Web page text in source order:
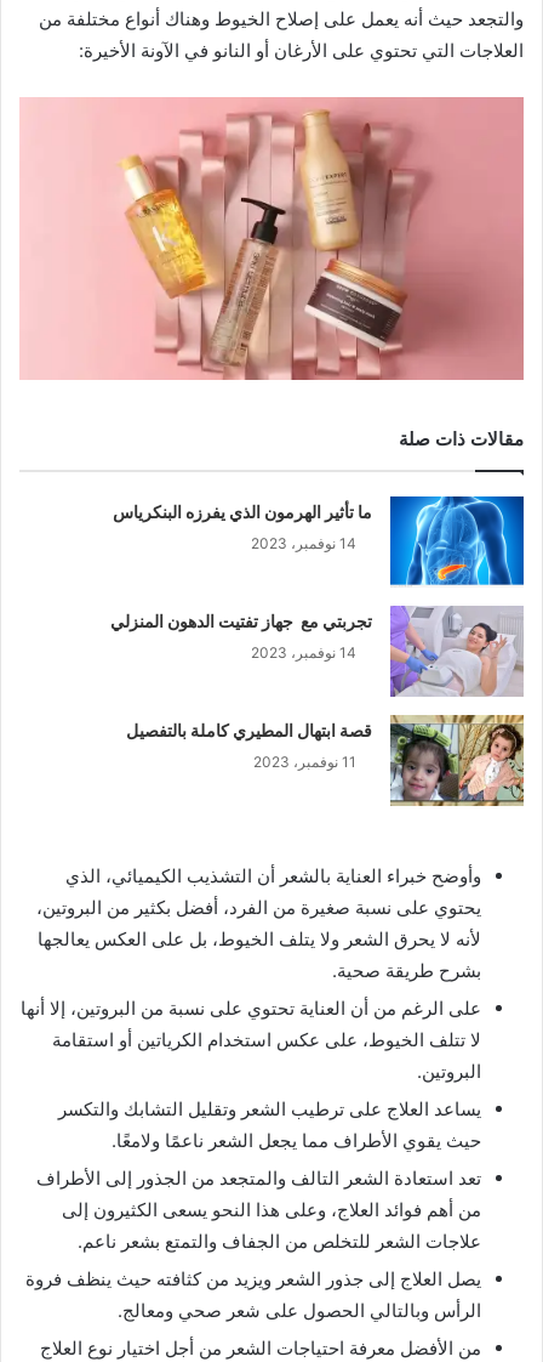
والتجعد حيث أنه يعمل على إصلاح الخيوط وهناك أنواع مختلفة من
العلاجات التي تحتوي على الأرغان أو النانو في الآونة الأخيرة:
مقالات ذات صلة
ما تأثير الهرمون الذي يفرزه البنكرياس
14 نوفمبر، 2023
تجربتي مع جهاز تفتيت الدهون المنزلي
14 نوفمبر، 2023
قصة ابتهال المطيري كاملة بالتفصيل
11 نوفمبر، 2023
وأوضح خبراء العناية بالشعر أن التشذيب الكيميائي، الذي
يحتوي على نسبة صغيرة من الفرد، أفضل بكثير من البروتين،
لأنه لا يحرق الشعر ولا يتلف الخيوط، بل على العكس يعالجها
بشرح طريقة صحية.
على الرغم من أن العناية تحتوي على نسبة من البروتين، إلا أنها
لا تتلف الخيوط، على عكس استخدام الكرياتين أو استقامة
البروتين.
يساعد العلاج على ترطيب الشعر وتقليل التشابك والتكسر
حيث يقوي الأطراف مما يجعل الشعر ناعمًا ولامعًا.
تعد استعادة الشعر التالف والمتجعد من الجذور إلى الأطراف
من أهم فوائد العلاج، وعلى هذا النحو يسعى الكثيرون إلى
علاجات الشعر للتخلص من الجفاف والتمتع بشعر ناعم.
يصل العلاج إلى جذور الشعر ويزيد من كثافته حيث ينظف فروة
الرأس وبالتالي الحصول على شعر صحي ومعالج.
من الأفضل معرفة احتياجات الشعر من أجل اختيار نوع العلاج